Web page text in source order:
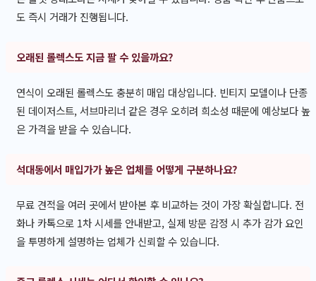
도 즉시 거래가 진행됩니다.
오래된 롤렉스도 지금 팔 수 있을까요?
연식이 오래된 롤렉스도 충분히 매입 대상입니다. 빈티지 모델이나 단종
된 데이저스트, 서브마리너 같은 경우 오히려 희소성 때문에 예상보다 높
은 가격을 받을 수 있습니다.
석대동에서 매입가가 높은 업체를 어떻게 구분하나요?
무료 견적을 여러 곳에서 받아본 후 비교하는 것이 가장 확실합니다. 전
화나 카톡으로 1차 시세를 안내받고, 실제 방문 감정 시 추가 감가 요인
을 투명하게 설명하는 업체가 신뢰할 수 있습니다.